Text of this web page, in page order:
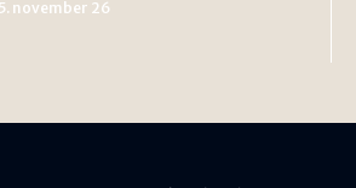
november 26